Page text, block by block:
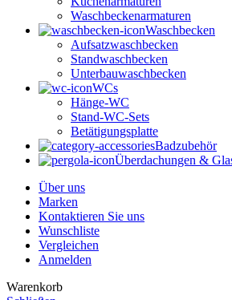
Waschbeckenarmaturen
Waschbecken
Aufsatzwaschbecken
Standwaschbecken
Unterbauwaschbecken
WCs
Hänge-WC
Stand-WC-Sets
Betätigungsplatte
Badzubehör
Überdachungen &
Über uns
Marken
Kontaktieren Sie uns
Wunschliste
Vergleichen
Anmelden
Warenkorb